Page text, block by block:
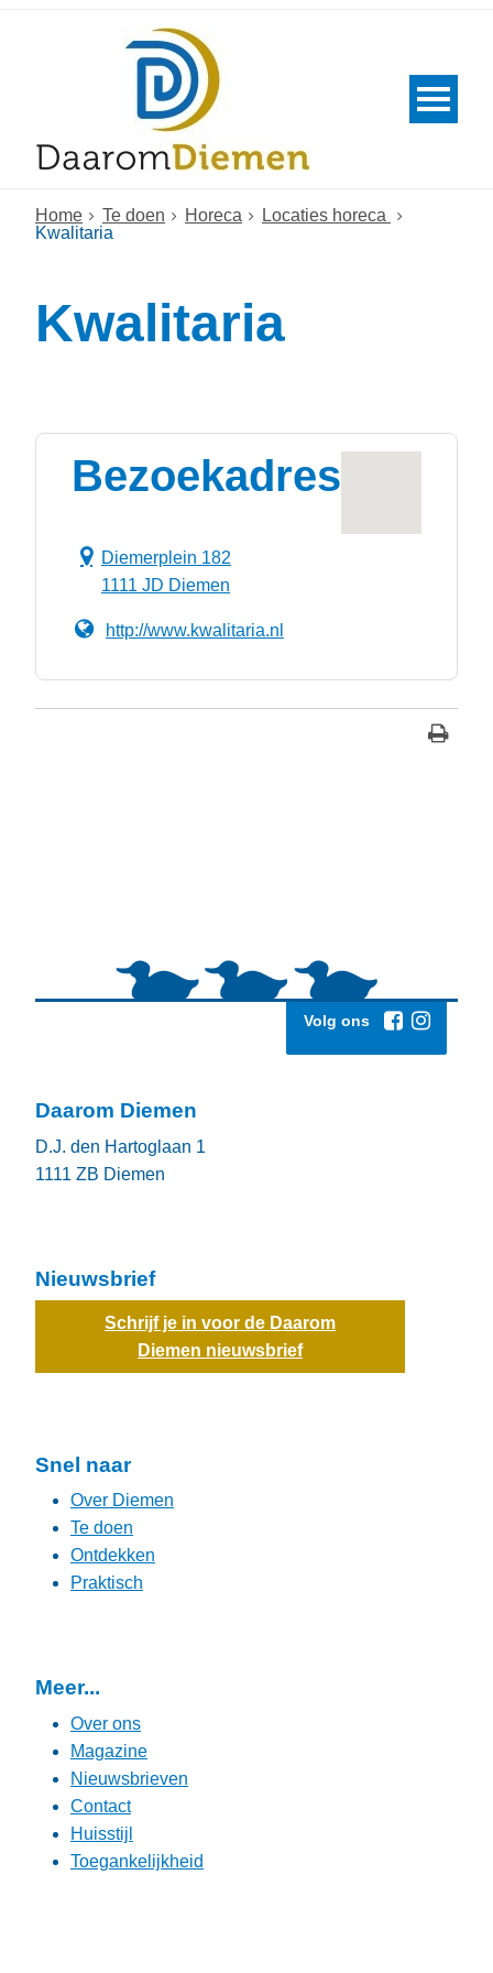
Home Te doen Horeca
Locaties horeca
Kwalitaria
Kwalitaria
Bezoekadres
Diemerplein 182
1111 JD Diemen
http://www.kwalitaria.nl
Volg ons
Daarom Diemen
D.J. den Hartoglaan 1
1111 ZB Diemen
Nieuwsbrief
Schrijf je in voor de Daarom
Diemen nieuwsbrief
Snel naar
Over Diemen
Te doen
Ontdekken
Praktisch
Meer...
Over ons
Magazine
Nieuwsbrieven
Contact
Huisstijl
Toegankelijkheid